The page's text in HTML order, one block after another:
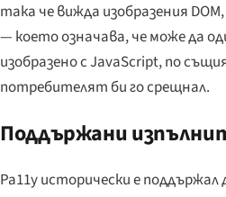
така че вижда изобразения
— което означава, че може да
изобразено с JavaScript, по
потребителят би го срещнал.
Поддържани
Pa11y исторически е поддържал